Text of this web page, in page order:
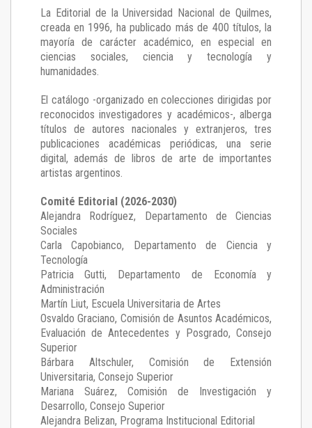
La Editorial de la Universidad Nacional de Quilmes,
creada en 1996, ha publicado más de 400 títulos, la
mayoría de carácter académico, en especial en
ciencias sociales, ciencia y tecnología y
humanidades.
El catálogo -organizado en colecciones dirigidas por
reconocidos investigadores y académicos-, alberga
títulos de autores nacionales y extranjeros, tres
publicaciones académicas periódicas, una serie
digital, además de libros de arte de importantes
artistas argentinos.
Comité Editorial (2026-2030)
Alejandra Rodríguez, Departamento de Ciencias
Sociales
Carla Capobianco, Departamento de Ciencia y
Tecnología
Patricia Gutti, Departamento de Economía y
Administración
Martín Liut, Escuela Universitaria de Artes
Osvaldo Graciano, Comisión de Asuntos Académicos,
Evaluación de Antecedentes y Posgrado, Consejo
Superior
Bárbara Altschuler, Comisión de Extensión
Universitaria, Consejo Superior
Mariana Suárez, Comisión de Investigación y
Desarrollo, Consejo Superior
Alejandra Belizan, Programa Institucional Editorial